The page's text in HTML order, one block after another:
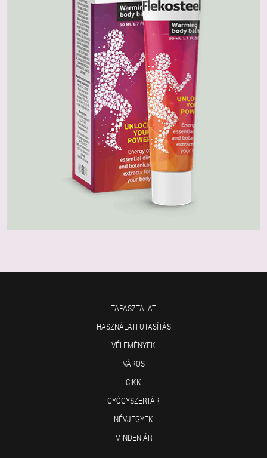
TAPASZTALAT
HASZNÁLATI UTASÍTÁS
VÉLEMÉNYEK
VÁROS
CIKK
GYÓGYSZERTÁR
NÉVJEGYEK
MINDEN ÁR